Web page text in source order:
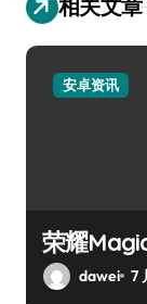
相关文章
安卓资讯
荣耀
dawei 7